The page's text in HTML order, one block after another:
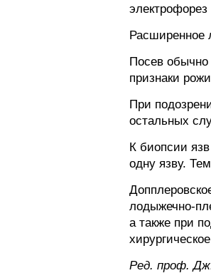
электрофорез
Расширенное
Посев обычно
признаки
При
остальных
К биопсии
одну язву.
лодыжечно-
а также при
Ред. проф.